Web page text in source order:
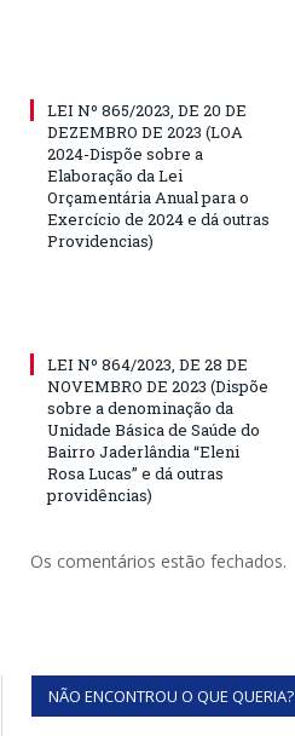
LEI Nº 865/2023, DE 20 DE
DEZEMBRO DE 2023 (LOA
2024-Dispõe sobre a
Elaboração da Lei
Orçamentária Anual para o
Exercício de 2024 e dá outras
Providencias)
LEI Nº 864/2023, DE 28 DE
NOVEMBRO DE 2023 (Dispõe
sobre a denominação da
Unidade Básica de Saúde do
Bairro Jaderlândia “Eleni
Rosa Lucas” e dá outras
providências)
Os comentários estão fechados.
NÃO ENCONTROU O QUE QUERIA?